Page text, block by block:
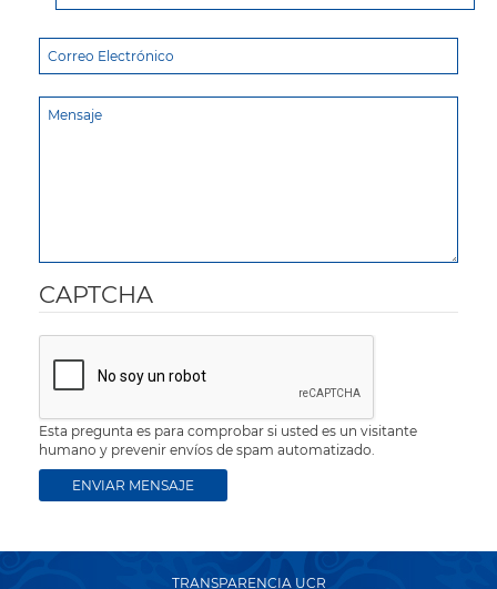
CAPTCHA
Esta pregunta es para comprobar si usted es un visitante
humano y prevenir envíos de spam automatizado.
TRANSPARENCIA UCR